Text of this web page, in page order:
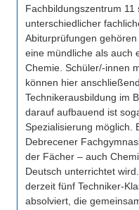
Fachbildungszentrum
unterschiedlicher
Abiturprüfungen
eine mündliche als auch
Chemie. Schüler/-innen
können hier
Technikerausbildung im
darauf aufbauend ist
Spezialisierung möglich.
Debrecener
der Fächer – auch
Deutsch unterrichtet
derzeit fünf Techniker-
absolviert, die